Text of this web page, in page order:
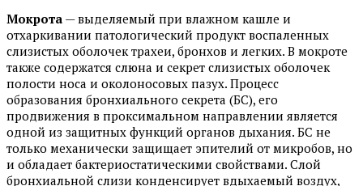
Мокрота — выделяемый при влажном кашле и
отхаркивании патологический продукт воспаленных
слизистых оболочек трахеи, бронхов и легких. В мокроте
также содержатся слюна и секрет слизистых оболочек
полости носа и околоносовых пазух. Процесс
образования бронхиального секрета (БС), его
продвижения в проксимальном направлении является
одной из защитных функций органов дыхания. БС не
только механически защищает эпителий от микробов, но
и обладает бактериостатическими свойствами. Слой
бронхиальной слизи конденсирует вдыхаемый воздух,